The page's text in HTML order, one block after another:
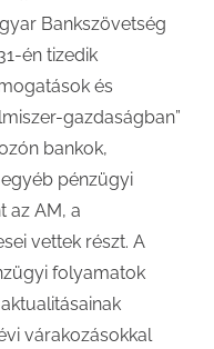
Bankszövetség
én tizedik
és
gazdaságban”
bankok,
pénzügyi
az AM, a
vettek részt. A
folyamatok
várakozásokkal